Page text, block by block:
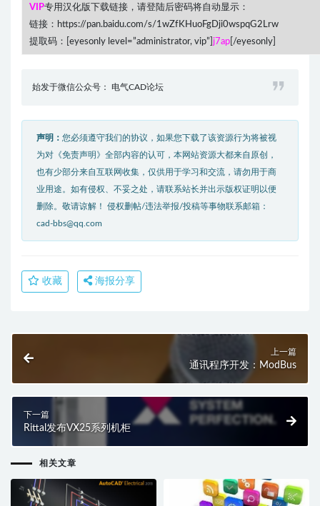
VIP专用汉化版下载链接，请登陆后密码将自动显示：
链接：https://pan.baidu.com/s/1wZfKHuoFgDji0wspqG2Lrw
提取码：[eyesonly level=”administrator, vip”] j7ap [/eyesonly]
始发于微信公众号： 电气CAD论坛
声明： 您必须遵守我们的协议，如果您下载了该资源行为将被视
为对《免责声明》全部内容的认可，本网站资源大都来自原创，
也有少部分来自互联网收集，仅供用于学习和交流，请勿用于商
业用途。如有侵权、不妥之处，请联系站长并出示版权证明以便
删除。敬请谅解！ 侵权删帖/违法举报/投稿等事物联系邮箱：
cad-bbs@qq.com
收藏 海报分享
上一篇
通讯程序开发：ModBus
下一篇
Rittal发布VX25系列机柜
相关文章